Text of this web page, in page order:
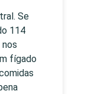
Se
114
fígado